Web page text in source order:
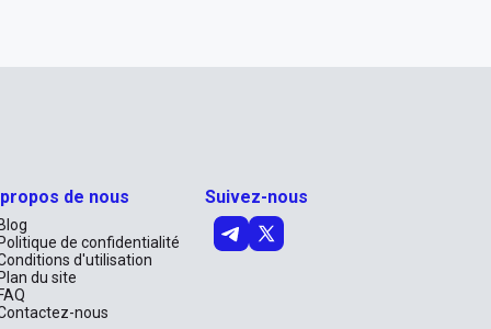
de nous
Blog
Politique de confidentialité
d'utilisation
Plan du site
FAQ
nous
Suivez-nous